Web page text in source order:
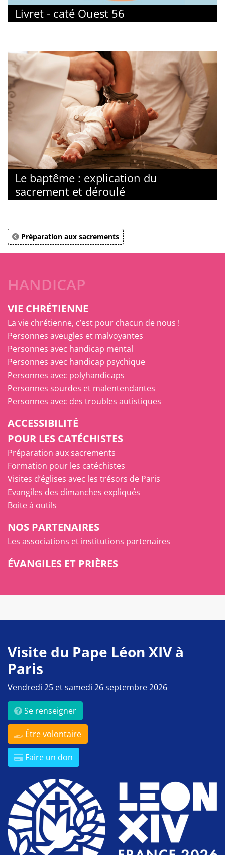
Livret - caté Ouest 56
Le baptême : explication du
sacrement et déroulé
Préparation aux sacrements
HANDICAP
VIE CHRÉTIENNE
La vie chrétienne, c’est pour chacun de nous !
Personnes aveugles et malvoyantes
Personnes avec handicap mental
Personnes avec handicap psychique
Personnes avec polyhandicaps
Personnes sourdes et malentendantes
Personnes avec des troubles autistiques
ACCESSIBILITÉ
POUR LES CATÉCHISTES
Préparation aux sacrements
Formation pour les catéchistes
Visites d’églises avec les trésors de Paris
Evangiles des dimanches expliqués
Boite à outils
NOS PARTENAIRES
Les associations et institutions partenaires
ÉVANGILES ET PRIÈRES
Visite du Pape Léon XIV à
Paris
Vendredi 25 et samedi 26 septembre 2026
Se renseigner
Être volontaire
Faire un don